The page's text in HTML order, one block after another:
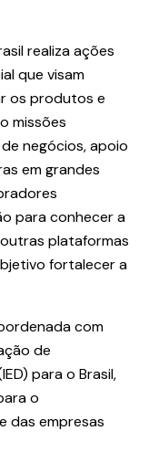
realiza ações
que visam
os produtos e
missões
negócios, apoio
em grandes
para conhecer a
plataformas
fortalecer a
com
de
para o Brasil,
o
das empresas